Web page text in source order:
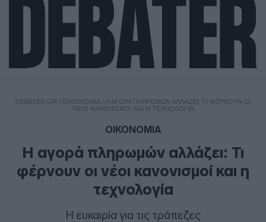
DEBATER.GR / ΟΙΚΟΝΟΜΙΑ/ Η ΑΓΟΡΆ ΠΛΗΡΩΜΏΝ ΑΛΛΆΖΕΙ: ΤΙ ΦΈΡΝΟΥΝ ΟΙ
ΝΈΟΙ ΚΑΝΟΝΙΣΜΟΊ ΚΑΙ Η ΤΕΧΝΟΛΟΓΊΑ
ΟΙΚΟΝΟΜΙΑ
Η αγορά πληρωμών αλλάζει: Τι
φέρνουν οι νέοι κανονισμοί και η
τεχνολογία
H ευκαιρία για τις τράπεζες